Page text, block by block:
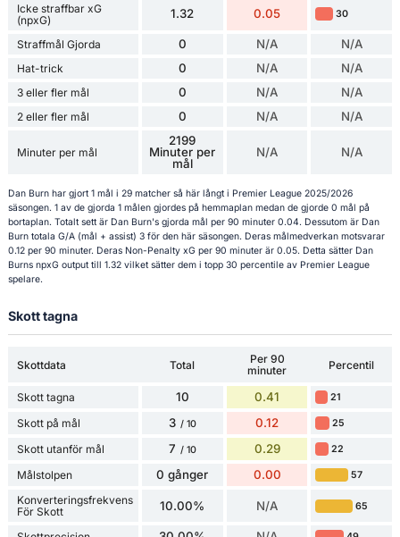
Icke straffbar xG
(npxG)
1.32 0.05 30
Straffmål Gjorda 0 N/A N/A
Hat-trick 0 N/A N/A
3 eller fler mål 0 N/A N/A
2 eller fler mål 0 N/A N/A
Minuter per mål
2199
Minuter per
mål
N/A N/A
Dan Burn har gjort 1 mål i 29 matcher så här långt i Premier League 2025/2026
säsongen. 1 av de gjorda 1 målen gjordes på hemmaplan medan de gjorde 0 mål på
bortaplan. Totalt sett är Dan Burn's gjorda mål per 90 minuter 0.04. Dessutom är Dan
Burn totala G/A (mål + assist) 3 för den här säsongen. Deras målmedverkan motsvarar
0.12 per 90 minuter. Deras Non-Penalty xG per 90 minuter är 0.05. Detta sätter Dan
Burns npxG output till 1.32 vilket sätter dem i topp 30 percentile av Premier League
spelare.
Skott tagna
Skottdata Total
Per 90
minuter
Percentil
Skott tagna 10 0.41 21
Skott på mål 3 / 10 0.12 25
Skott utanför mål 7 / 10 0.29 22
Målstolpen 0 gånger 0.00 57
Konverteringsfrekvens
För Skott
10.00% N/A 65